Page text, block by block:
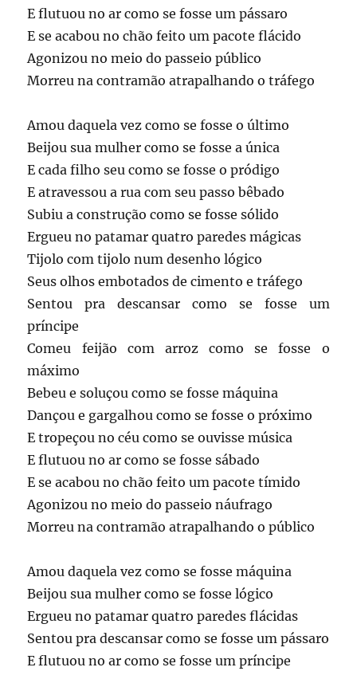
E flutuou no ar como se fosse um pássaro
E se acabou no chão feito um pacote flácido
Agonizou no meio do passeio público
Morreu na contramão atrapalhando o tráfego
Amou daquela vez como se fosse o último
Beijou sua mulher como se fosse a única
E cada filho seu como se fosse o pródigo
E atravessou a rua com seu passo bêbado
Subiu a construção como se fosse sólido
Ergueu no patamar quatro paredes mágicas
Tijolo com tijolo num desenho lógico
Seus olhos embotados de cimento e tráfego
Sentou pra descansar como se fosse um
príncipe
Comeu feijão com arroz como se fosse o
máximo
Bebeu e soluçou como se fosse máquina
Dançou e gargalhou como se fosse o próximo
E tropeçou no céu como se ouvisse música
E flutuou no ar como se fosse sábado
E se acabou no chão feito um pacote tímido
Agonizou no meio do passeio náufrago
Morreu na contramão atrapalhando o público
Amou daquela vez como se fosse máquina
Beijou sua mulher como se fosse lógico
Ergueu no patamar quatro paredes flácidas
Sentou pra descansar como se fosse um pássaro
E flutuou no ar como se fosse um príncipe